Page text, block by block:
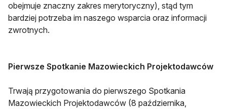
obejmuje znaczny zakres merytoryczny), stąd tym
bardziej potrzeba im naszego wsparcia oraz informacji
zwrotnych.
Pierwsze Spotkanie Mazowieckich Projektodawców
Trwają przygotowania do pierwszego Spotkania
Mazowieckich Projektodawców (8 października,